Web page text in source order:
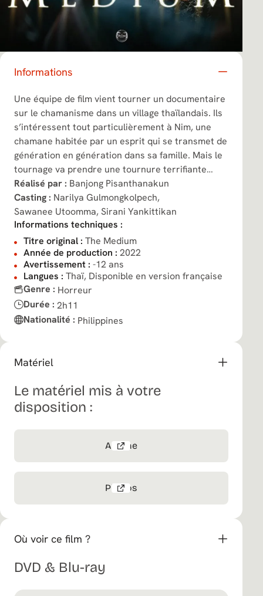
Informations
Une équipe de film vient tourner un documentaire
sur le chamanisme dans un village thaïlandais. Ils
s’intéressent tout particulièrement à Nim, une
chamane habitée par un esprit qui se transmet de
génération en génération dans sa famille. Mais le
tournage va prendre une tournure terrifiante…
Réalisé par : Banjong Pisanthanakun
Casting : Narilya Gulmongkolpech,
Sawanee Utoomma, Sirani Yankittikan
Informations techniques :
Titre original : The Medium
Année de production : 2022
Avertissement : -12 ans
Langues : Thaï, Disponible en version française
Genre : Horreur
Durée : 2h11
Nationalité : Philippines
Matériel
Le matériel mis à votre
disposition :
Affiche
Photos
Où voir ce film ?
DVD & Blu-ray